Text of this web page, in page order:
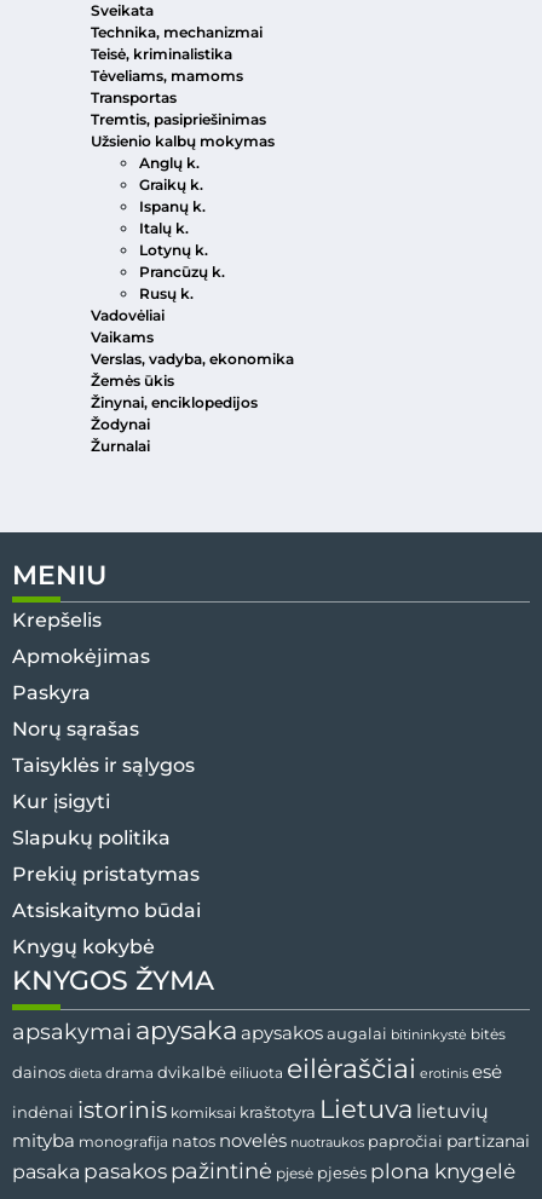
Sveikata
Technika, mechanizmai
Teisė, kriminalistika
Tėveliams, mamoms
Transportas
Tremtis, pasipriešinimas
Užsienio kalbų mokymas
Anglų k.
Graikų k.
Ispanų k.
Italų k.
Lotynų k.
Prancūzų k.
Rusų k.
Vadovėliai
Vaikams
Verslas, vadyba, ekonomika
Žemės ūkis
Žinynai, enciklopedijos
Žodynai
Žurnalai
MENIU
Krepšelis
Apmokėjimas
Paskyra
Norų sąrašas
Taisyklės ir sąlygos
Kur įsigyti
Slapukų politika
Prekių pristatymas
Atsiskaitymo būdai
Knygų kokybė
KNYGOS ŽYMA
apsakymai apysaka apysakos augalai bitininkystė bitės
dainos dieta drama dvikalbė eiliuota eilėraščiai erotinis esė
indėnai istorinis komiksai kraštotyra Lietuva lietuvių
mityba monografija natos novelės nuotraukos papročiai partizanai
pasaka pasakos pažintinė pjesė pjesės plona knygelė